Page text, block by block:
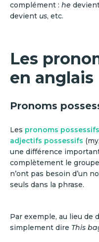
complément : he
devient us, etc.
Les
en anglais
Pronoms
Les pronoms possessifs
adjectifs possessifs
une différence
complètement le
n’ont pas besoin d’un
seuls dans la phrase.
Par exemple, au lieu de
simplement dire This